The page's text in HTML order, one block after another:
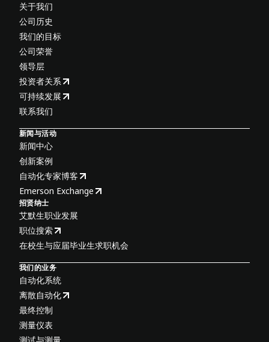
关于我们
公司历史
我们的目标
公司荣誉
领导层
投资者关系
可持续发展
联系我们
新闻与活动
新闻中心
创新案例
自动化专家博客
Emerson Exchange
招贤纳士
艾默生职业发展
职位搜索
在校生与应届毕业生求职机会
我们的业务
自动化系统
离散自动化
最终控制
测量仪表